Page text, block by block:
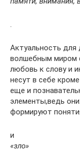
.
Актуальность для
волшебным миром
любовь к слову и
несут в себе
еще и
элементы,ведь
формируют
и
«зло»